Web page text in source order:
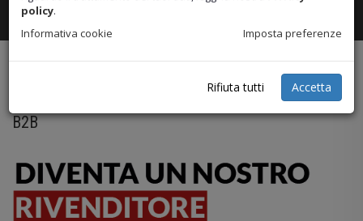
B2B
policy.
Informativa cookie
Imposta preferenze
Rifiuta tutti Accetta